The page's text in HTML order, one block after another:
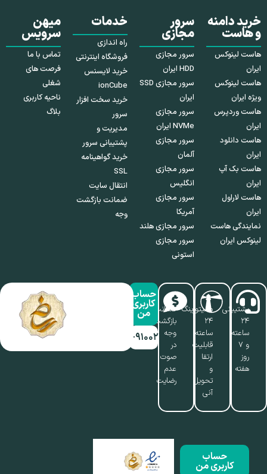
خرید دامنه
و هاست
هاست لینوکس
ایران
هاست لینوکس
ویژه ایران
هاست وردپرس
ایران
هاست دانلود
ایران
هاست بک آپ
ایران
هاست لاراول
ایران
نمایندگی هاست
لینوکس ایران
سرور
مجازی
سرور مجازی
HDD ایران
سرور مجازی SSD
ایران
سرور مجازی
NVMe ایران
سرور مجازی
آلمان
سرور مجازی
انگلیس
سرور مجازی
آمریکا
سرور مجازی هلند
سرور مجازی
استونی
خدمات
راه اندازی
فروشگاه اینترنتی
خرید لایسنس
ionCube
خرید سخت افزار
سرور
مدیریت و
پشتیبانی سرور
خرید گواهینامه
SSL
انتقال سایت
ضمانت بازگشت
وجه
میهن
سرویس
تماس با ما
فرصت های
شغلی
ناحیه کاربری
بلاگ
پشتیبانی
۲۴
ساعته
و ۷
روز
هفته
مانیتورینگ
۲۴
ساعته،
قابلیت
ارتقا
تحویل
آنی
ضمانت
بازگشت
وجه
در
صوت
عدم
رضایت
حساب
کاربری
من
۰۱۷-۹۱۰۰۲۱۱۰
حساب
کاربری من